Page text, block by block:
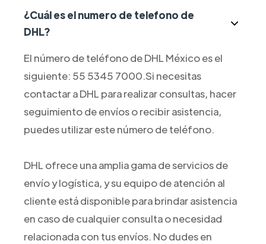
¿Cuál es el numero de telefono de
DHL?
El número de teléfono de DHL México es el
siguiente: 55 5345 7000.Si necesitas
contactar a DHL para realizar consultas, hacer
seguimiento de envíos o recibir asistencia,
puedes utilizar este número de teléfono.
DHL ofrece una amplia gama de servicios de
envío y logística, y su equipo de atención al
cliente está disponible para brindar asistencia
en caso de cualquier consulta o necesidad
relacionada con tus envíos. No dudes en